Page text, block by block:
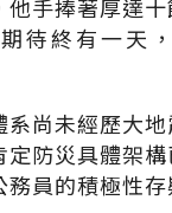
他手捧著厚達
待終有一天
系尚未經歷大
定防災具體架
員的積極性存